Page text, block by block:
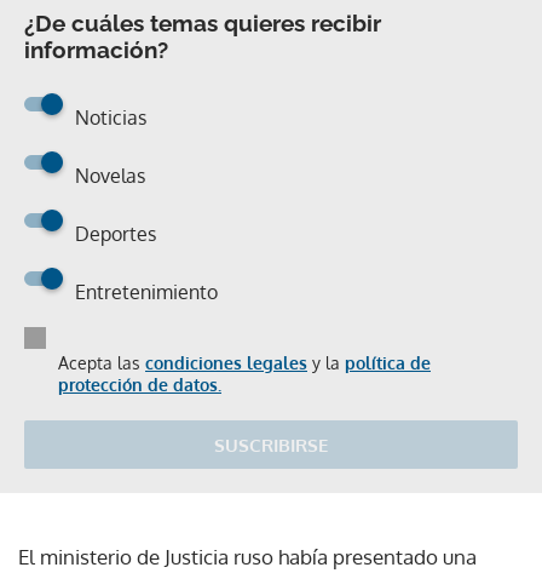
¿De cuáles temas quieres recibir
información?
Noticias
Novelas
Deportes
Entretenimiento
Acepta las condiciones legales y la política de
protección de datos.
SUSCRIBIRSE
El ministerio de Justicia ruso había presentado una